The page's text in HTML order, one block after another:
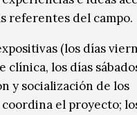
referentes del campo.
(los días
los días
y socialización de los
el proyecto;